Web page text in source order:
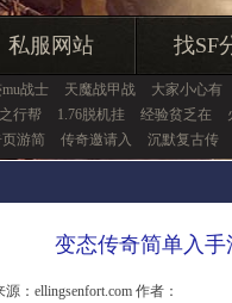
私服网站 找SF
战士 天魔战甲战 大家小心有
行帮 1.76脱机挂 经验贫乏在
游简 传奇邀请入 沉默复古传
变态传奇简单入
：ellingsenfort.com 作者：